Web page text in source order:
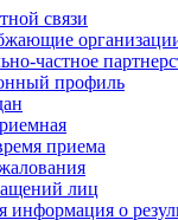
связи
частное
профиль
приема
лиц
информация о